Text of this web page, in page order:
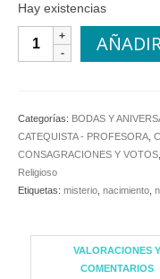
Hay existencias
Misterio
crema
Categorías: BODAS Y
CATEQUISTA - PROFESORA
CONSAGRACIONES Y VOTOS
Religioso
Etiquetas: misterio nacimiento
VALORACIONES Y
COMENTARIOS